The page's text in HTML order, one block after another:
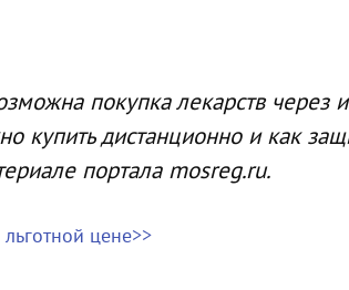
покупка лекарств через
дистанционно и как
портала mosreg.ru.
цене>>